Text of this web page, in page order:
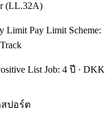
(LL.32A)
Limit Pay Limit Scheme:
List Job: 4 ปี · DKK
สปอร์ต